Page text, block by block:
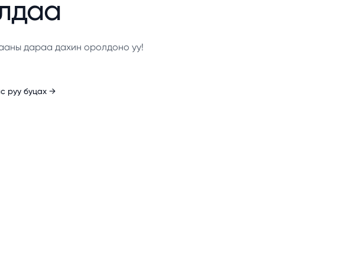
дараа дахин оролдоно уу!
руу буцах →